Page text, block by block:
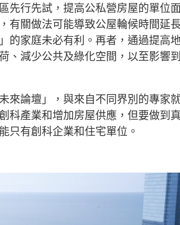
先行先試，提高公私營房屋的單位
有關做法可能導致公屋輪候時間延
的家庭未必有利。再者，通過提高
、減少公共及綠化空間，以至影響
來論壇」，與來自不同界別的專家
科產業和增加房屋供應，但要做到
只有創科企業和住宅單位。